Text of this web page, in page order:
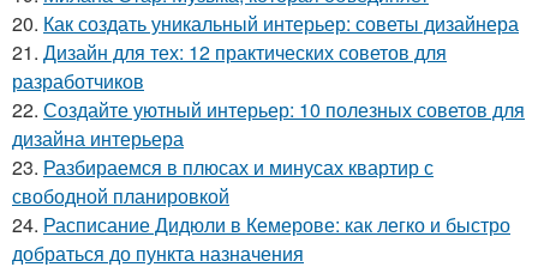
20. Как создать уникальный интерьер: советы дизайнера
21. Дизайн для тех: 12 практических советов для
разработчиков
22. Создайте уютный интерьер: 10 полезных советов для
дизайна интерьера
23. Разбираемся в плюсах и минусах квартир с
свободной планировкой
24. Расписание Дидюли в Кемерове: как легко и быстро
добраться до пункта назначения